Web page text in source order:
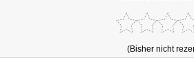
(Bisher nicht